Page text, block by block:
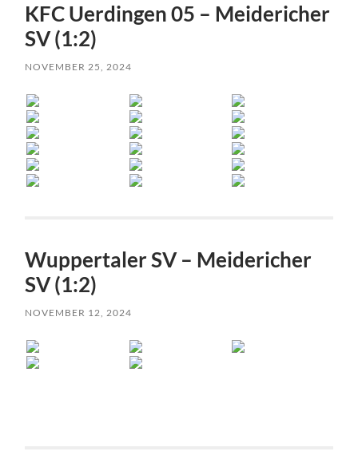
KFC Uerdingen 05 – Meidericher
SV (1:2)
NOVEMBER 25, 2024
Wuppertaler SV – Meidericher
SV (1:2)
NOVEMBER 12, 2024